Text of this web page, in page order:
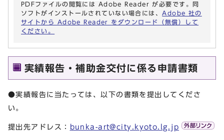
PDFファイルの閲覧には Adobe Reader が必要です。同
ソフトがインストールされていない場合には、 Adobe 社の
サイトから Adobe Reader をダウンロード（無償）して
ください。
実績報告・補助金交付に係る申請書類
●実績報告に当たっては、以下の書類を提出してくださ
い。
提出先アドレス： bunka-art@city.kyoto.lg.jp